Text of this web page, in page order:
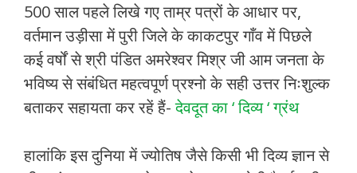
500 साल पहले लिखे गए ताम्र पत्रों के आधार पर,
वर्तमान उड़ीसा में पुरी जिले के काकटपुर गाँव में पिछले
कई वर्षों से श्री पंडित अमरेश्वर मिश्र जी आम जनता के
भविष्य से संबंधित महत्वपूर्ण प्रश्नो के सही उत्तर निःशुल्क
बताकर सहायता कर रहें हैं-देवदूत का ‘ दिव्य ‘ ग्रंथ
हालांकि इस दुनिया में ज्योतिष जैसे किसी भी दिव्य ज्ञान से